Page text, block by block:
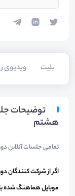
بلیت‌ ویدیوی
هشتم
تمامی جلسات آنلاین دوره 0 تا 100 ریاضی از طریق این صفحه برگزار
موبایل هماهنگ شده